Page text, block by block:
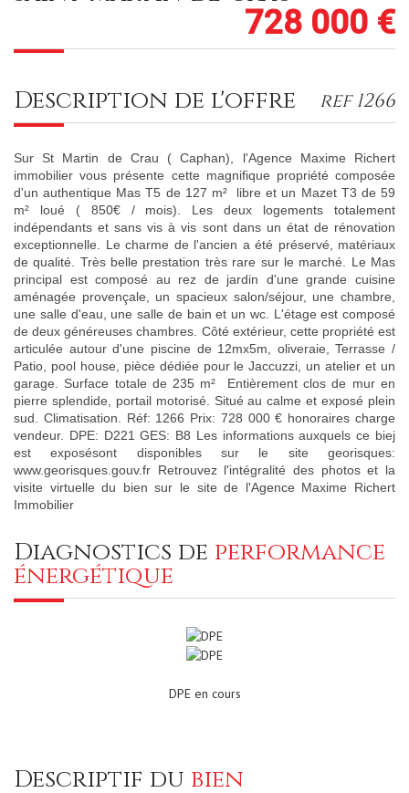
728 000 €
description de l'offre ref 1266
Sur St Martin de Crau ( Caphan), l'Agence Maxime Richert
immobilier vous présente cette magnifique propriété composée
d'un authentique Mas T5 de 127 m² libre et un Mazet T3 de 59
m² loué ( 850€ / mois). Les deux logements totalement
indépendants et sans vis à vis sont dans un état de rénovation
exceptionnelle. Le charme de l'ancien a été préservé, matériaux
de qualité. Très belle prestation très rare sur le marché. Le Mas
principal est composé au rez de jardin d'une grande cuisine
aménagée provençale, un spacieux salon/séjour, une chambre,
une salle d'eau, une salle de bain et un wc. L'étage est composé
de deux généreuses chambres. Côté extérieur, cette propriété est
articulée autour d'une piscine de 12mx5m, oliveraie, Terrasse /
Patio, pool house, pièce dédiée pour le Jaccuzzi, un atelier et un
garage. Surface totale de 235 m² Entièrement clos de mur en
pierre splendide, portail motorisé. Situé au calme et exposé plein
sud. Climatisation. Réf: 1266 Prix: 728 000 € honoraires charge
vendeur. DPE: D221 GES: B8 Les informations auxquels ce biej
est exposésont disponibles sur le site georisques:
www.georisques.gouv.fr Retrouvez l'intégralité des photos et la
visite virtuelle du bien sur le site de l'Agence Maxime Richert
Immobilier
diagnostics de performance
énergétique
DPE en cours
descriptif du bien